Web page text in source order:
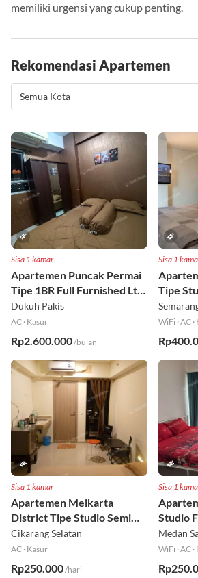
memiliki urgensi yang cukup penting.
Rekomendasi Apartemen
Sisa 1 kamar
Apartemen Puncak Permai
Tipe 1BR Full Furnished Lt
18
Dukuh Pakis
AC · Kasur
Rp2.600.000/bulan
Sisa 1
Tipe
Lt 8
WiFi ·AC ·
Sisa 1 kamar
Apartemen Meikarta
District Tipe Studio Semi
Furnished Lt 1
Cikarang Selatan
AC · Kasur
Rp250.000/hari
Sisa 1
Studio
Medan
WiFi ·AC ·